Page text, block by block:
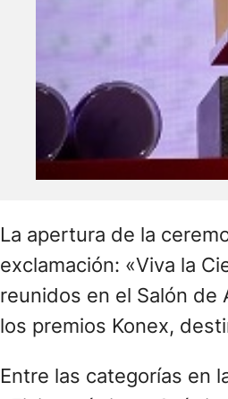
La apertura de la
exclamación: «Viva la
reunidos en el Salón de
los premios Konex,
Entre las categorías en